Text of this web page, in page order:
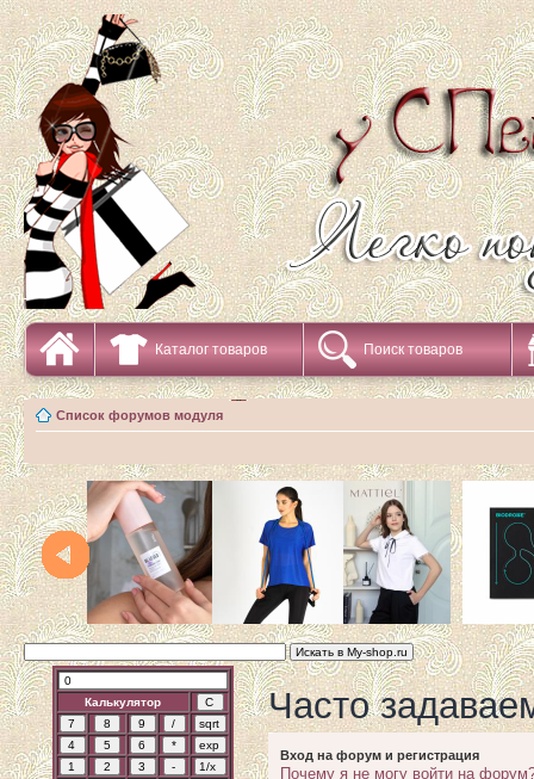
Каталог товаров Поиск товаров
Список форумов модуля
Калькулятор Часто
Вход на форум и регистрация
Почему я не могу войти на